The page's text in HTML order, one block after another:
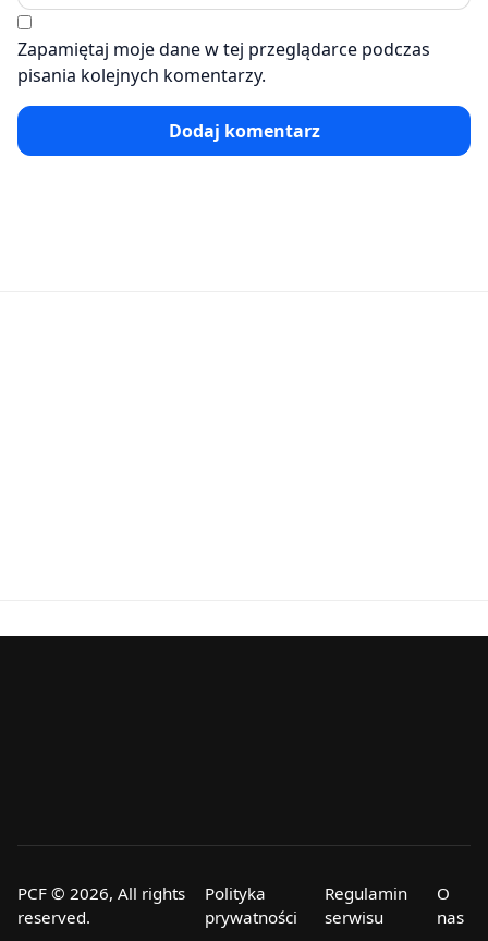
Zapamiętaj moje dane w tej przeglądarce podczas
pisania kolejnych komentarzy.
Dodaj komentarz
PCF © 2026, All rights
reserved.
Polityka
prywatności
Regulamin
serwisu
O
nas